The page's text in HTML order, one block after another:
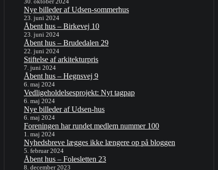
Nye billeder af Udsen-sommerhus
23. juni 2024
Åbent hus – Birkevej 10
23. juni 2024
Åbent hus – Brudedalen 29
22. juni 2024
Stiftelse af arkitekturpris
7. juni 2024
Åbent hus – Hegnsvej 9
6. maj 2024
Vedligeholdelsesprojekt: Nyt tagpap
6. maj 2024
Nye billeder af Udsen-hus
6. maj 2024
Foreningen har rundet medlem nummer 100
1. maj 2024
Nyhedsbreve lægges ikke længere op på bloggen
5. februar 2024
Åbent hus – Folesletten 23
8. december 2023